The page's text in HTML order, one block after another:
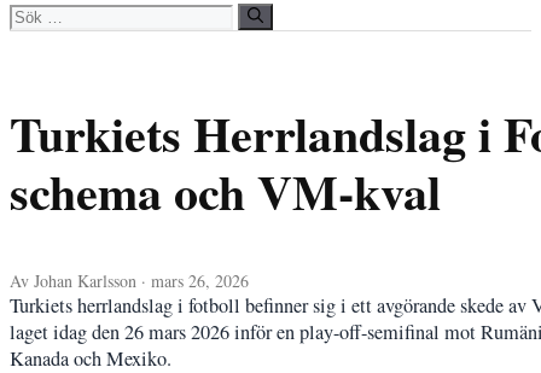
Sök
efter:
Turkiets Herrlandslag i
schema och VM-kval
Av Johan Karlsson · mars 26, 2026
Turkiets herrlandslag i fotboll befinner sig i ett avgörande skede
laget idag den 26 mars 2026 inför en play-off-semifinal mot
Kanada och Mexiko.